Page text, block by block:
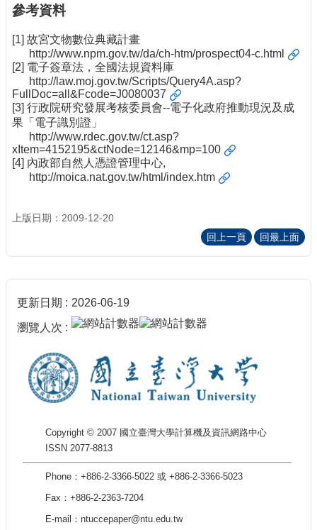
參考資料
[1] 故宮文物數位典藏計畫
http://www.npm.gov.tw/da/ch-htm/prospect04-c.html
[2] 電子簽章法，全國法規資料庫
http://law.moj.gov.tw/Scripts/Query4A.asp?
FullDoc=all&Fcode=J0080037
[3] 行政院研究發展考核委員會--電子化政府推動現況及成
果「電子識別證」
http://www.rdec.gov.tw/ct.asp?
xItem=4152195&ctNode=12146&mp=100
[4] 內政部自然人憑證管理中心,
http://moica.nat.gov.tw/html/index.htm
上版日期：2009-12-20
回上一頁
回最上面
更新日期 2026-06-19
瀏覽人次
Copyright © 2007 國立臺灣大學計算機及資訊網路中心
ISSN 2077-8813
Phone：+886-2-3366-5022 或 +886-2-3366-5023
Fax：+886-2-2363-7204
E-mail：ntuccepaper@ntu.edu.tw